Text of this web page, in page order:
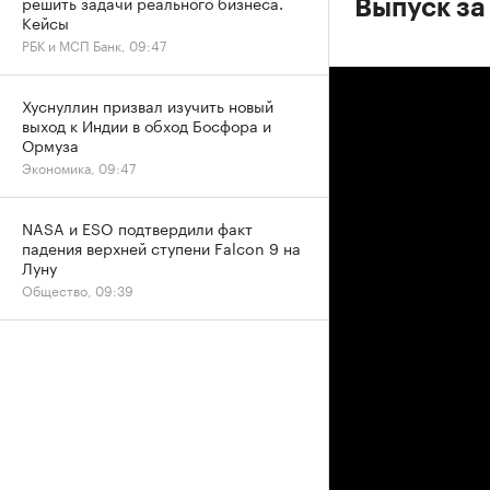
Выпуск
Кейсы
РБК и МСП Банк, 09:47
Хуснуллин призвал изучить новый
выход к Индии в обход Босфора и
Ормуза
Экономика, 09:47
NASA и ESO подтвердили факт
падения верхней ступени Falcon 9 на
Луну
Общество, 09:39